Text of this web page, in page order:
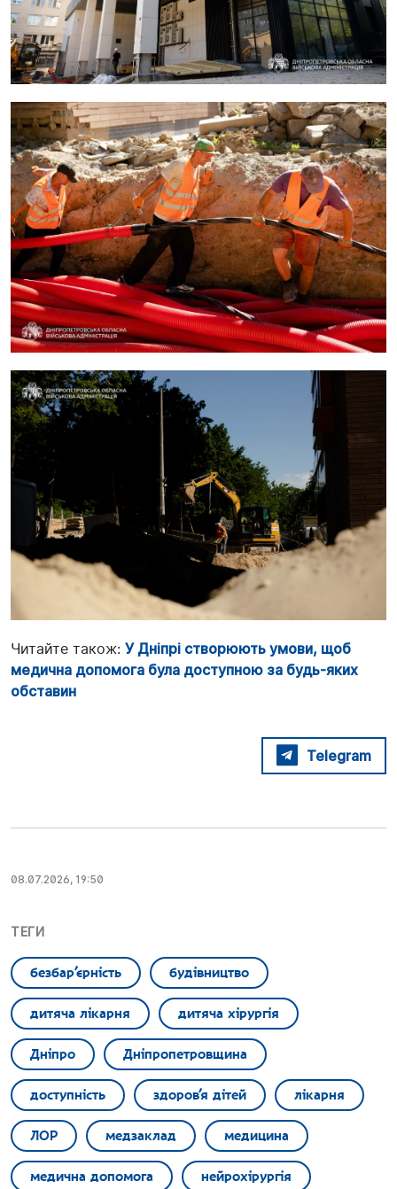
Читайте також: У Дніпрі створюють умови, щоб
медична допомога була доступною за будь-яких
обставин
Telegram
08.07.2026, 19:50
ТЕГИ
безбар’єрність будівництво
дитяча лікарня дитяча хірургія
Дніпро Дніпропетровщина
доступність здоров’я дітей лікарня
ЛОР медзаклад медицина
медична допомога нейрохірургія